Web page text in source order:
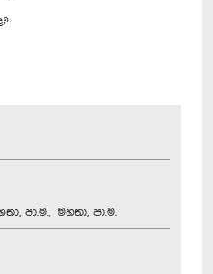
පා.ම., මහතා, පා.ම.